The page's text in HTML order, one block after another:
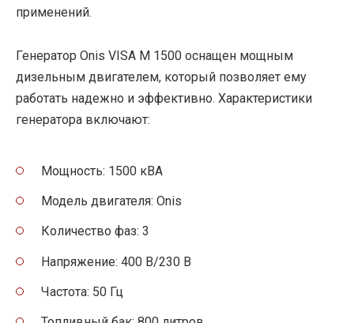
применений.
Генератор Onis VISA M 1500 оснащен мощным
дизельным двигателем, который позволяет ему
работать надежно и эффективно. Характеристики
генератора включают:
Мощность: 1500 кВА
Модель двигателя: Onis
Количество фаз: 3
Напряжение: 400 В/230 В
Частота: 50 Гц